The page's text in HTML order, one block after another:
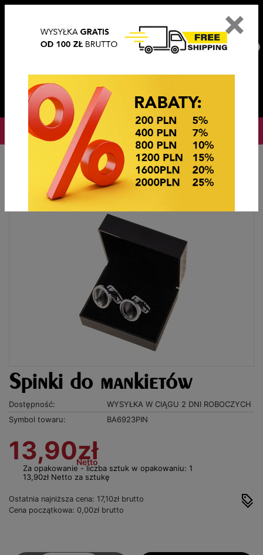
OKAZJE CENOWE! OKAZJE CENOWE!
Strona główna Biżuteria sztuczna Spinki do mankietów
Spinki do mankietów
Dostępność:
WYSYŁKA W CIĄGU 2 DNI ROBOCZYCH
Symbol towaru:
BA6923PIN
13,90zł
Netto
Za opakowanie - liczba sztuk w opakowaniu: 1
13,90zł Netto za sztukę
Ostatnia najniższa cena: 17,10zł brutto
Cena początkowa: 0,00zł brutto
×